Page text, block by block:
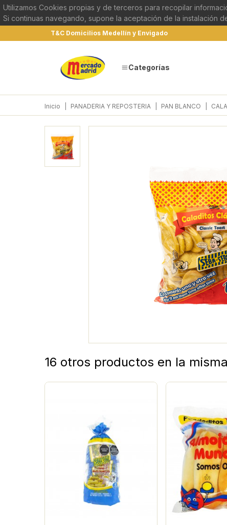
Utilizamos Cookies propias y de terceros para recopilar
Si continuas navegando, supone la aceptación de la instalación
T&C Domicilios Medellín y Envigado
Categorías
Inicio PANADERIA Y REPOSTERIA PAN BLANCO
16 otros productos en la